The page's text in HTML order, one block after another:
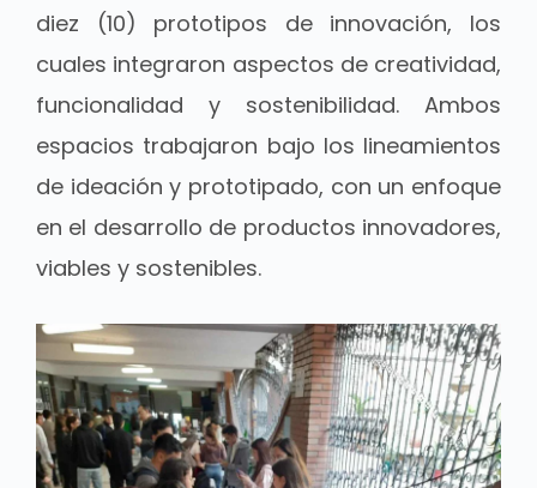
diez (10) prototipos de innovación, los
cuales integraron aspectos de creatividad,
funcionalidad y sostenibilidad. Ambos
espacios trabajaron bajo los lineamientos
de ideación y prototipado, con un enfoque
en el desarrollo de productos innovadores,
viables y sostenibles.